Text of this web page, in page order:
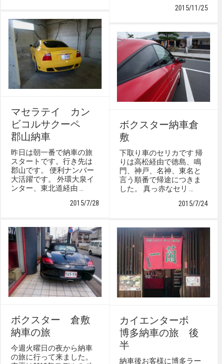
2015/11/25
マセラテイ カン
ビコルサクーペ
郡山納車
昨日は朝一番で納車の旅
スタートです。行き先は
郡山です。 便利ナンバー
大活躍です。 外環大泉イ
ンター、東北道経由 …
2015/7/28
ボクスター納車倉
敷
下取り車のセリカです 帰
りは高松経由で徳島、鳴
門、神戸、名神、東名と
言う順番で帰途につきま
した。 真っ赤なセリ …
2015/7/24
ボクスター 倉敷
納車の旅
今週火曜日の夜から納車
の旅に行って来ました。
カイエンターボ
博多納車の旅 後
半
納車後お客様に博多ラー